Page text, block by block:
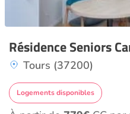
Résidence Seniors
Tours (37200)
Logements disponibles